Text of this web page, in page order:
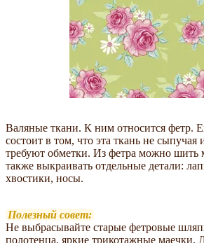
Валяные ткани. К ним относится фетр.
состоит в том, что эта ткань не сыпучая
требуют обметки. Из фетра можно шить
также выкраивать отдельные детали:
хвостики, носы.
Полезный совет:
Не выбрасывайте старые фетровые
полотенца, яркие трикотажные маечки.